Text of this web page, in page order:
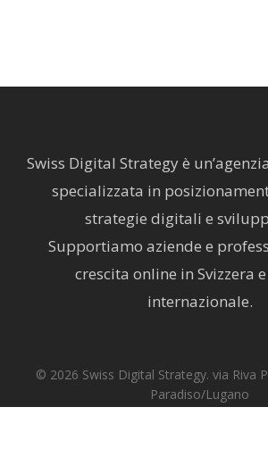
Swiss Digital Strategy è
specializzata in
strategie digitali e
Supportiamo aziende e
crescita online in Svizzera
internazionale.
© 2026 Swiss Digital Strategy. via Riva
Paradiso/Lugano